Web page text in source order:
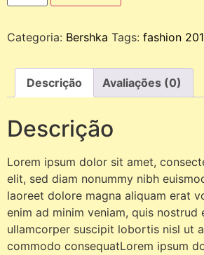
Categoria: Bershka Tags: fashion
Descrição Avaliações (0)
Descrição
Lorem ipsum dolor sit amet,
elit, sed diam nonummy nibh
laoreet dolore magna aliquam erat
enim ad minim veniam, quis nostrud
ullamcorper suscipit lobortis nisl ut
commodo consequatLorem ipsum